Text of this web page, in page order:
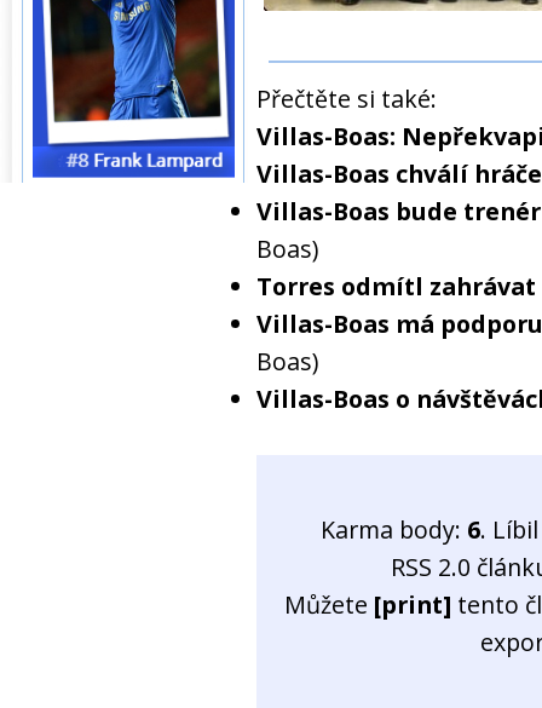
Přečtěte si také:
Villas-Boas:
Villas-Boas chválí
Villas-Boas bude
Boas)
Torres odmítl
Villas-Boas má
Boas)
Villas-Boas o
Karma body: 6.
RSS 2.0
Můžete [print] tento